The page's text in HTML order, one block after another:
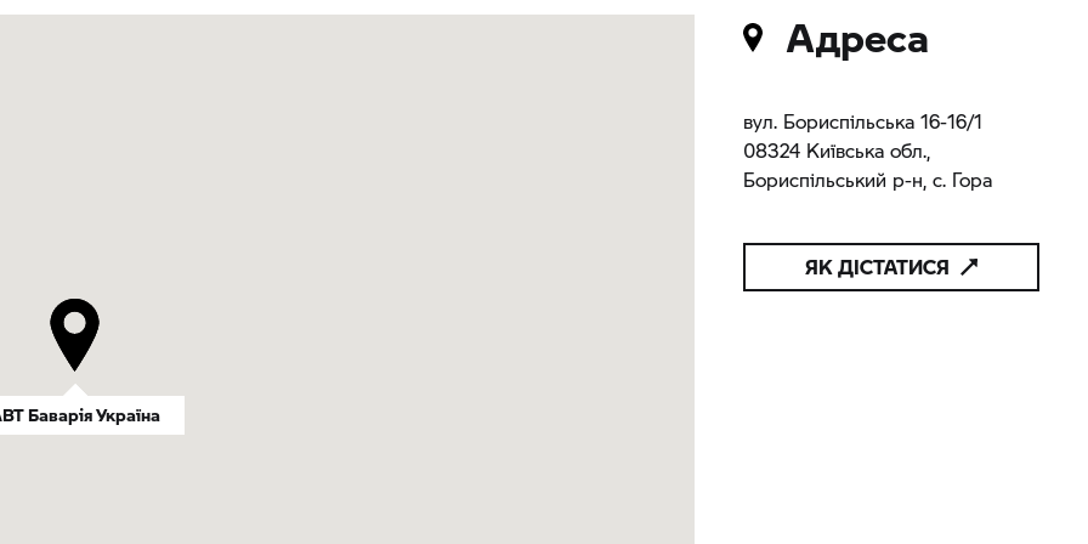
Адреса
вул. Бориспільська 16-16/1
08324 Київська обл.,
Бориспільський р-н, с. Гора
ЯК ДІСТАТИСЯ
Баварія Україна
Баварія Україна